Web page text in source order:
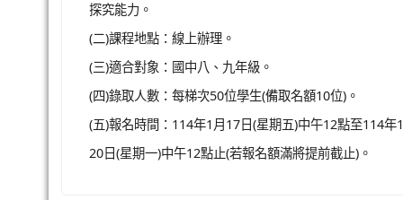
探究能力。
(二)課程地點：線上辦理。
(三)適合對象：國中八、九年級。
(四)錄取人數：每梯次50位學生(備取名額10位)。
(五)報名時間：114年1月17日(星期五)中午12點至114年
20日(星期一)中午12點止(若報名額滿將提前截止)。